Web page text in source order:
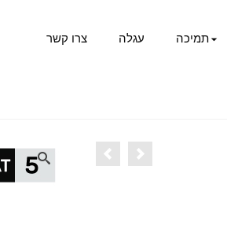
תמיכה עגלה צרו קשר